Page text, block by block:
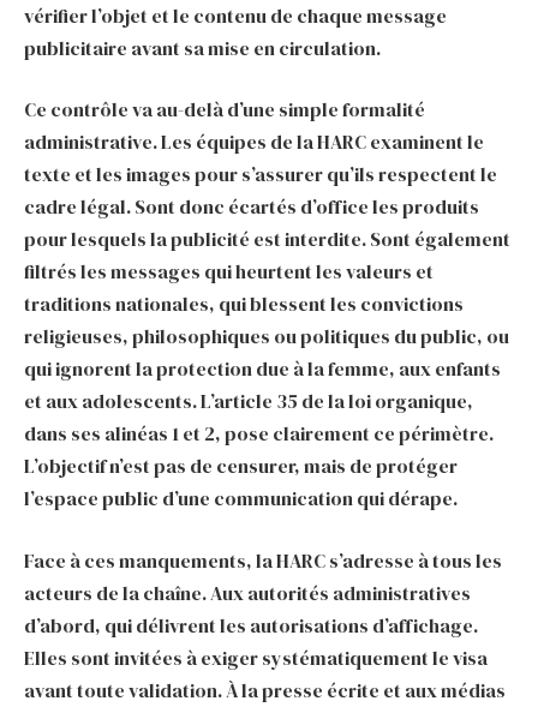
vérifier l’objet et le contenu de chaque message
publicitaire avant sa mise en circulation.
Ce contrôle va au-delà d’une simple formalité
administrative. Les équipes de la HARC examinent le
texte et les images pour s’assurer qu’ils respectent le
cadre légal. Sont donc écartés d’office les produits
pour lesquels la publicité est interdite. Sont également
filtrés les messages qui heurtent les valeurs et
traditions nationales, qui blessent les convictions
religieuses, philosophiques ou politiques du public, ou
qui ignorent la protection due à la femme, aux enfants
et aux adolescents. L’article 35 de la loi organique,
dans ses alinéas 1 et 2, pose clairement ce périmètre.
L’objectif n’est pas de censurer, mais de protéger
l’espace public d’une communication qui dérape.
Face à ces manquements, la HARC s’adresse à tous les
acteurs de la chaîne. Aux autorités administratives
d’abord, qui délivrent les autorisations d’affichage.
Elles sont invitées à exiger systématiquement le visa
avant toute validation. À la presse écrite et aux médias